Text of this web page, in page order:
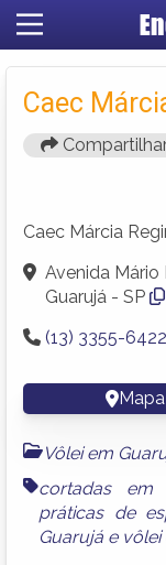
Caec
Caec Márcia
Avenida Mário
Guarujá - SP
(13) 3355-6422
Mapa
Vôlei em
cortadas em
práticas de
Guarujá e vôlei